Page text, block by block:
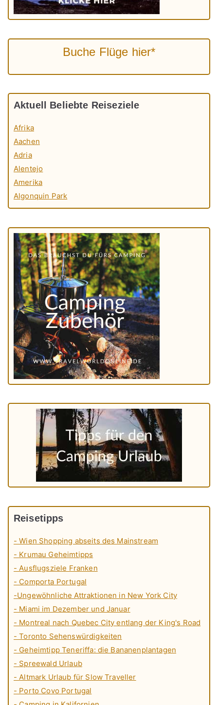
Buche Flüge hier*
Aktuell Beliebte Reiseziele
Afrika
Aachen
Adria
Alentejo
Amerika
Algonquin Park
Reisetipps
- Wien Shopping abseits des Mainstream
- Krumau Geheimtipps
- Ausflugsziele Franken
- Comporta Portugal
-Ungewöhnliche Attraktionen in New York City
- Miami im Dezember und Januar
- Montreal nach Quebec City entlang der King's Road
- Toronto Sehenswürdigkeiten
- Geheimtipp Teneriffa: die Bananenplantagen
- Spreewald Urlaub
- Altmark Urlaub für Slow Traveller
- Porto Covo Portugal